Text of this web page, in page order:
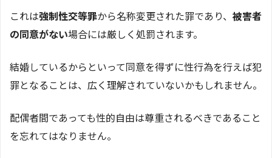
これは強制性交等罪から名称変更された罪であり、 被害者
の同意がない場合には厳しく処罰されます。
結婚しているからといって同意を得ずに性行為を行えば犯
罪となることは、広く理解されていないかもしれません。
配偶者間であっても性的自由は尊重されるべきであること
を忘れてはなりません。